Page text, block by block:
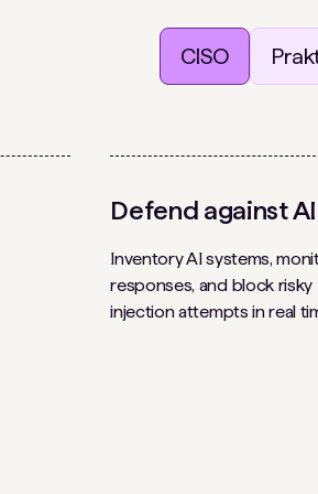
CISO
Defend against
Inventory AI systems,
responses, and block
injection attempts in real